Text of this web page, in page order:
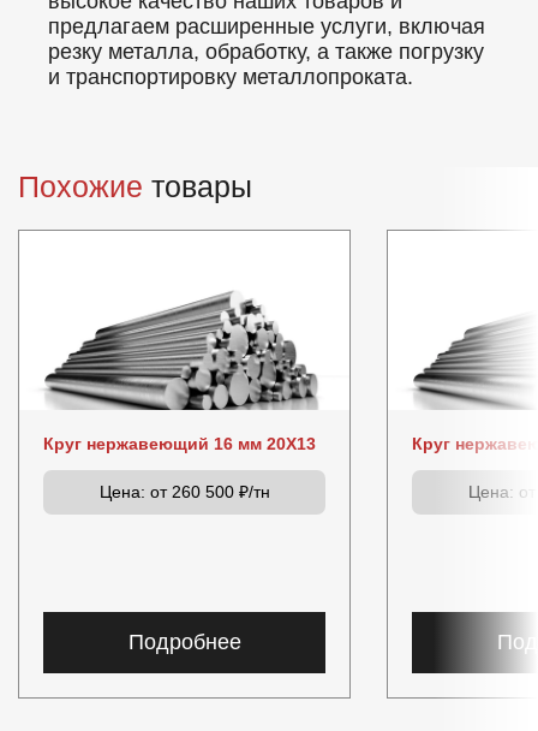
предлагаем расширенные услуги, включая
резку металла, обработку, а также погрузку
и транспортировку металлопроката.
Похожие товары
Круг нержавеющий 16 мм 20Х13
Цена: от 260 500 ₽/тн
Подробнее
Круг
Цена: